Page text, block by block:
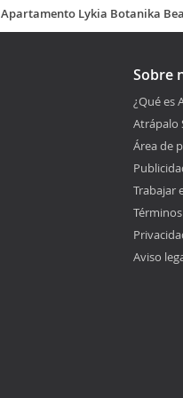
Apartamento Lykia Botanika
Sobre
¿Qué es
Atrápalo
Área de
Trabajar
Aviso